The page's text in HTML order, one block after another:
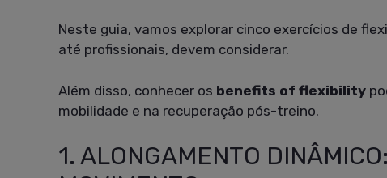
Neste guia, vamos explorar cinco exercícios de
até profissionais, devem considerar.
Além disso, conhecer os benefits of flexibility
mobilidade e na recuperação pós-treino.
1. ALONGAMENTO